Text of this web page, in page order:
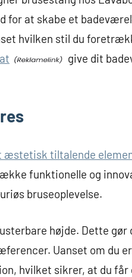
for at skabe et
hvilken stil du
give dit
æstetisk tiltalende
funktionelle og
bruseoplevelse.
højde. Dette
Uanset om du
hvilket sikrer, at du